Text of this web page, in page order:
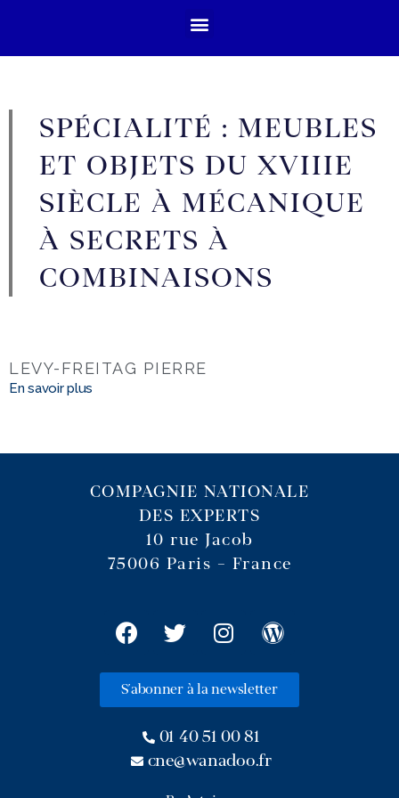
SPÉCIALITÉ : MEUBLES
ET OBJETS DU XVIIIE
SIÈCLE À MÉCANIQUE
À SECRETS À
COMBINAISONS
LEVY-FREITAG PIERRE
En savoir plus
COMPAGNIE NATIONALE
DES EXPERTS
10 rue Jacob
75006 Paris – France
S'abonner à la newsletter
01 40 51 00 81
cne@wanadoo.fr